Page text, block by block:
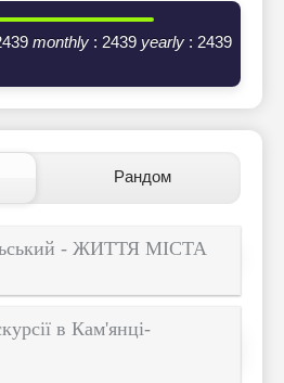
monthly : 2439 yearly : 2439
Рандом
- ЖИТТЯ МІСТА
в Кам'янці-